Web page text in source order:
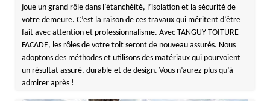
joue un grand rôle dans l’étanchéité, l’isolation et la sécurité de
votre demeure. C’est la raison de ces travaux qui méritent d’être
fait avec attention et professionnalisme. Avec TANGUY TOITURE
FACADE, les rôles de votre toit seront de nouveau assurés. Nous
adoptons des méthodes et utilisons des matériaux qui pourvoient
un résultat assuré, durable et de design. Vous n’aurez plus qu’à
admirer après !